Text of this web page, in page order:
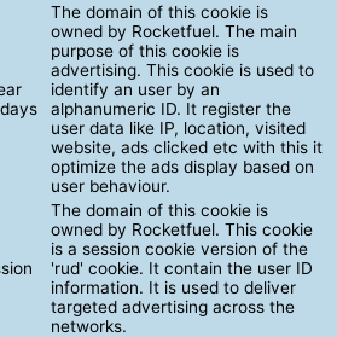
The domain of this cookie is
owned by Rocketfuel. The main
purpose of this cookie is
advertising. This cookie is used to
identify an user by an
alphanumeric ID. It register the
user data like IP, location, visited
website, ads clicked etc with this it
optimize the ads display based on
user behaviour.
The domain of this cookie is
owned by Rocketfuel. This cookie
is a session cookie version of the
'rud' cookie. It contain the user ID
information. It is used to deliver
targeted advertising across the
networks.